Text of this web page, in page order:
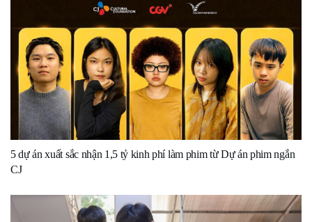
5 dự án xuất sắc nhận 1,5 tỷ kinh phí làm phim từ Dự án phim ngắn
CJ